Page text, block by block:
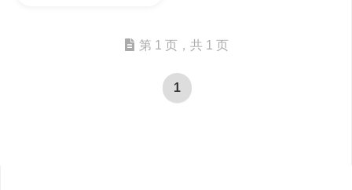
第 1 页，共 1 页
1